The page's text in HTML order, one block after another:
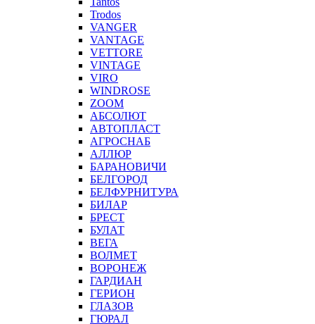
Trodos
VANGER
VANTAGE
VETTORE
VINTAGE
VIRO
WINDROSE
ZOOM
АБСОЛЮТ
АВТОПЛАСТ
АГРОСНАБ
АЛЛЮР
БАРАНОВИЧИ
БЕЛГОРОД
БЕЛФУРНИТУРА
БИЛАР
БРЕСТ
БУЛАТ
ВЕГА
ВОЛМЕТ
ВОРОНЕЖ
ГАРДИАН
ГЕРИОН
ГЛАЗОВ
ГЮРАЛ